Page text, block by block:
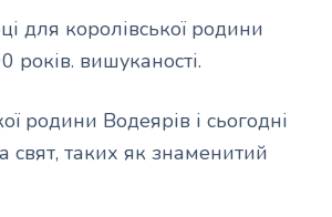
для королівської родини
вишуканості.
родини Водеярів і сьогодні
свят, таких як знаменитий